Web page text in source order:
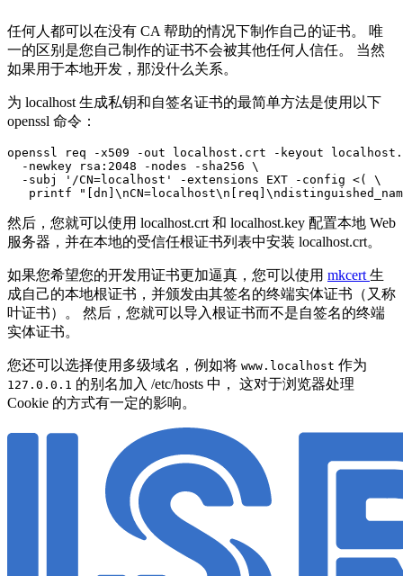
任何人都可以在没有 CA 帮助的情况下制作自己的证书。 唯
一的区别是您自己制作的证书不会被其他任何人信任。 当然
如果用于本地开发，那没什么关系。
为 localhost 生成私钥和自签名证书的最简单方法是使用以下
openssl 命令：
openssl req -x509 -out localhost.crt -keyout
  -newkey rsa:2048 -nodes -sha256 \
  -subj '/CN=localhost' -extensions EXT -config <( \
然后，您就可以使用 localhost.crt 和 localhost.key 配置本地 Web
服务器，并在本地的受信任根证书列表中安装 localhost.crt。
如果您希望您的开发用证书更加逼真，您可以使用 mkcert生
成自己的本地根证书，并颁发由其签名的终端实体证书（又称
叶证书）。 然后，您就可以导入根证书而不是自签名的终端
实体证书。
您还可以选择使用多级域名，例如将 www.localhost 作为
127.0.0.1 的别名加入 /etc/hosts 中， 这对于浏览器处理
Cookie 的方式有一定的影响。